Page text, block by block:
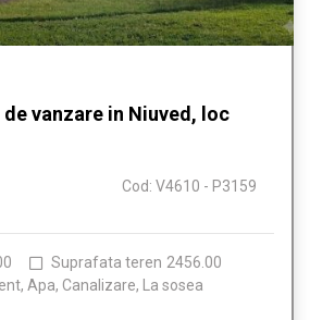
vanzare in Niuved, loc
Cod: V4610 - P3159
Suprafata teren 2456.00
Apa, Canalizare, La sosea